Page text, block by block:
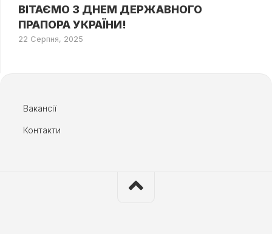
ВІТАЄМО З ДНЕМ ДЕРЖАВНОГО
ПРАПОРА УКРАЇНИ!
22 Серпня, 2025
Вакансії
Контакти